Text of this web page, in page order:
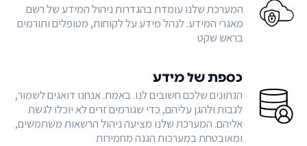
המערכת שלנו עומדת בהגדרות ניהול המידע של רשם
מאגרי המידע. לנהל מידע על לקוחות, מטופלים ותורמים
בראש שקט
כספת של מידע
הנתונים שלכם חשובים לנו. באמת. אנחנו דואגים לשמור,
לגבות ולהגן עליהם, כדי שגורמים זרים לא יוכלו לגשת
אליהם. המערכת שלנו מציעה ניהול הרשאות משתמשים,
ומאובטחת במערכות הגנה מחמירות